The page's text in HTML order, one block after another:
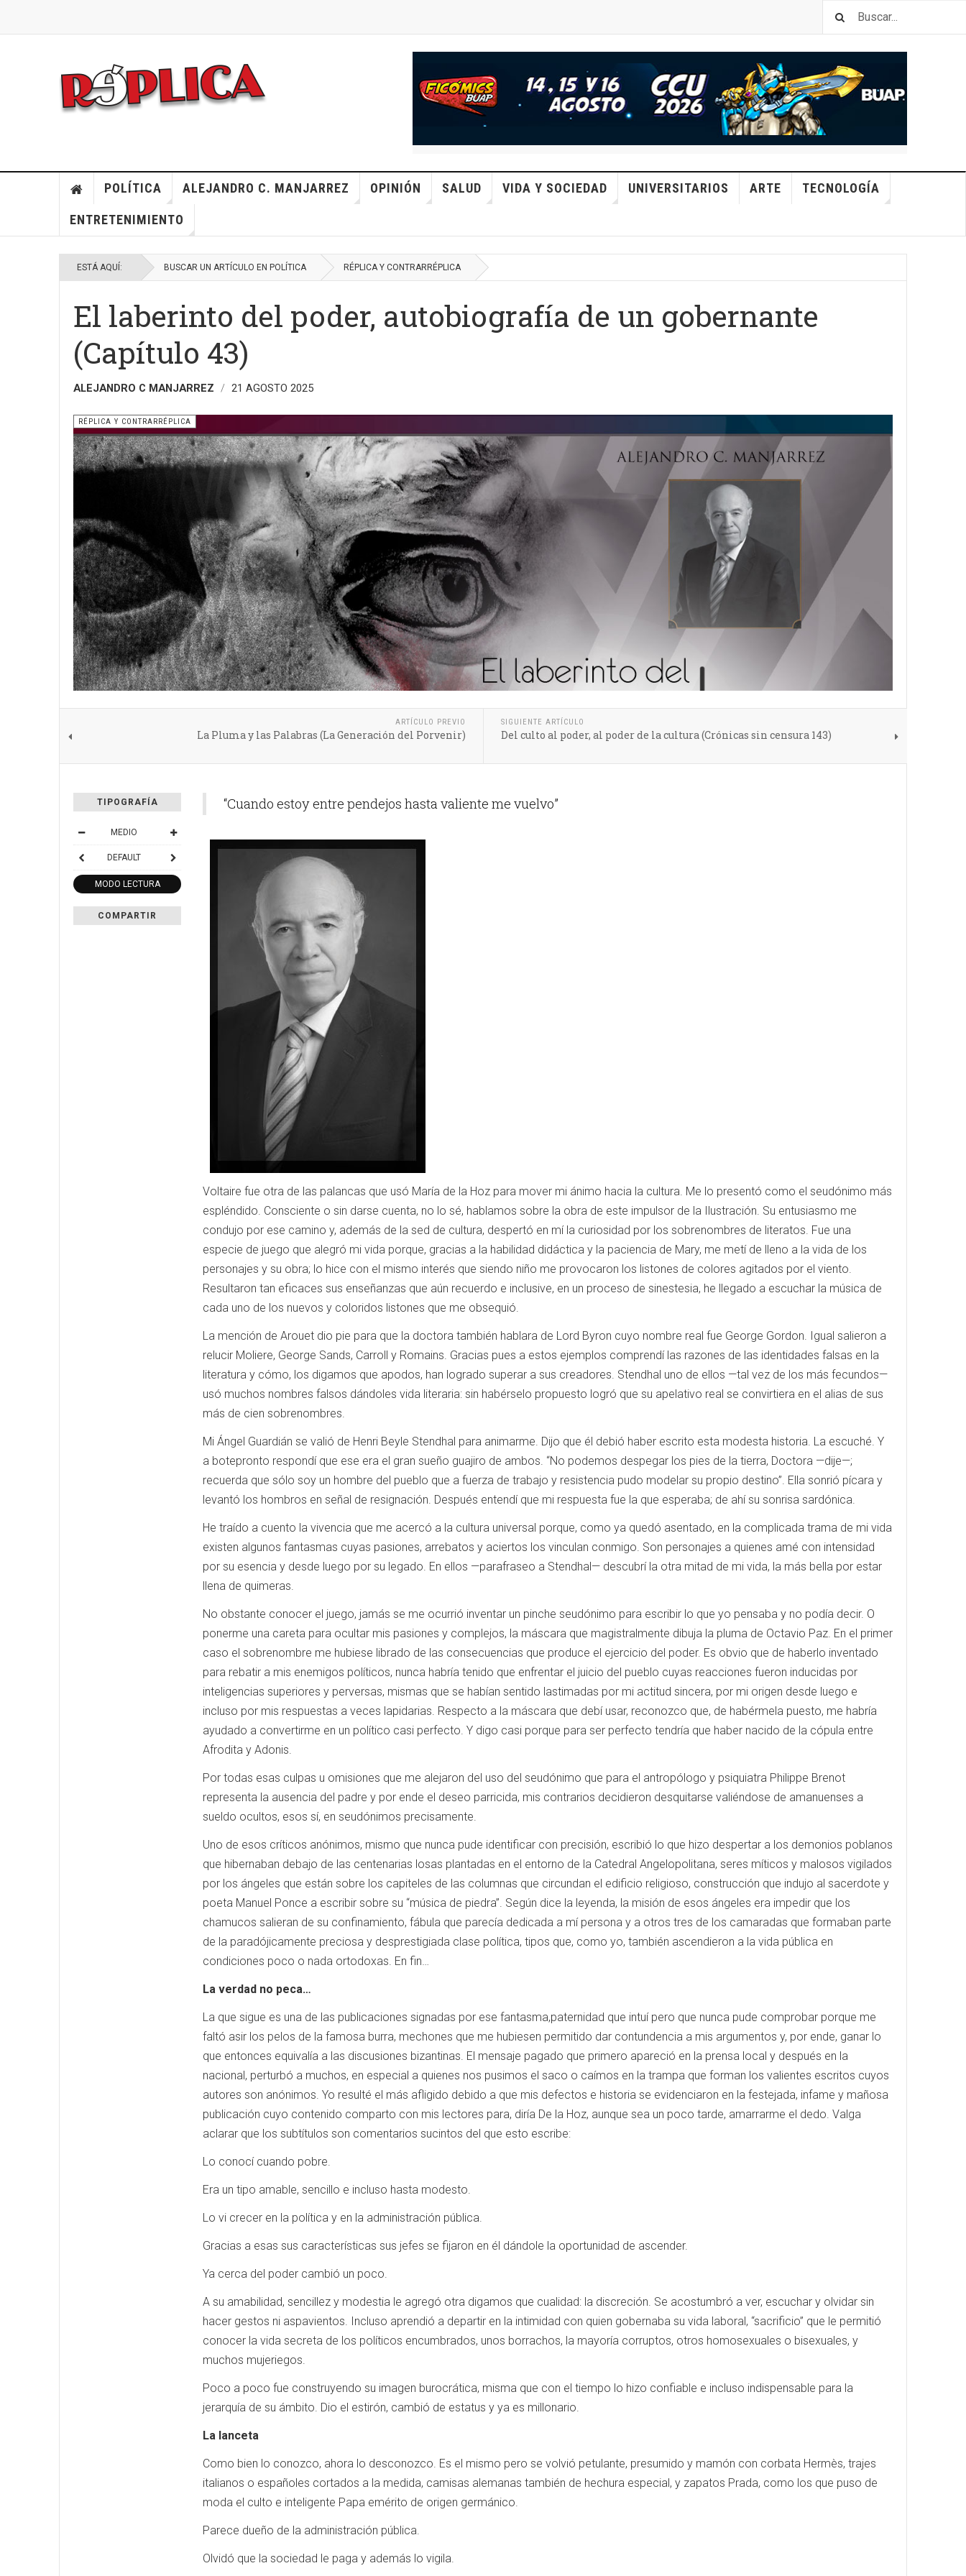
POLÍTICA ALEJANDRO C. MANJARREZ OPINIÓN SALUD VIDA Y SOCIEDAD UNIVERSITARIOS ARTE TECNOLOGÍA
ENTRETENIMIENTO
ESTÁ AQUÍ: BUSCAR UN ARTÍCULO EN POLÍTICA RÉPLICA Y CONTRARRÉPLICA
El laberinto del poder, autobiografía de un gobernante
(Capítulo 43)
ALEJANDRO C MANJARREZ 21 AGOSTO 2025
RÉPLICA Y CONTRARRÉPLICA
ARTÍCULO PREVIO
La Pluma y las Palabras (La Generación del Porvenir)
SIGUIENTE ARTÍCULO
Del culto al poder, al poder de la cultura (Crónicas sin censura 143)
TIPOGRAFÍA
MEDIO
DEFAULT
MODO LECTURA
COMPARTIR
“Cuando estoy entre pendejos hasta valiente me vuelvo”
Voltaire fue otra de las palancas que usó María de la Hoz para mover mi ánimo hacia la cultura. Me lo presentó como el seudónimo más
espléndido. Consciente o sin darse cuenta, no lo sé, hablamos sobre la obra de este impulsor de la Ilustración. Su entusiasmo me
condujo por ese camino y, además de la sed de cultura, despertó en mí la curiosidad por los sobrenombres de literatos. Fue una
especie de juego que alegró mi vida porque, gracias a la habilidad didáctica y la paciencia de Mary, me metí de lleno a la vida de los
personajes y su obra; lo hice con el mismo interés que siendo niño me provocaron los listones de colores agitados por el viento.
Resultaron tan eficaces sus enseñanzas que aún recuerdo e inclusive, en un proceso de sinestesia, he llegado a escuchar la música de
cada uno de los nuevos y coloridos listones que me obsequió.
La mención de Arouet dio pie para que la doctora también hablara de Lord Byron cuyo nombre real fue George Gordon. Igual salieron a
relucir Moliere, George Sands, Carroll y Romains. Gracias pues a estos ejemplos comprendí las razones de las identidades falsas en la
literatura y cómo, los digamos que apodos, han logrado superar a sus creadores. Stendhal uno de ellos —tal vez de los más fecundos—
usó muchos nombres falsos dándoles vida literaria: sin habérselo propuesto logró que su apelativo real se convirtiera en el alias de sus
más de cien sobrenombres.
Mi Ángel Guardián se valió de Henri Beyle Stendhal para animarme. Dijo que él debió haber escrito esta modesta historia. La escuché. Y
a botepronto respondí que ese era el gran sueño guajiro de ambos. “No podemos despegar los pies de la tierra, Doctora —dije—;
recuerda que sólo soy un hombre del pueblo que a fuerza de trabajo y resistencia pudo modelar su propio destino”. Ella sonrió pícara y
levantó los hombros en señal de resignación. Después entendí que mi respuesta fue la que esperaba; de ahí su sonrisa sardónica.
He traído a cuento la vivencia que me acercó a la cultura universal porque, como ya quedó asentado, en la complicada trama de mi vida
existen algunos fantasmas cuyas pasiones, arrebatos y aciertos los vinculan conmigo. Son personajes a quienes amé con intensidad
por su esencia y desde luego por su legado. En ellos —parafraseo a Stendhal— descubrí la otra mitad de mi vida, la más bella por estar
llena de quimeras.
No obstante conocer el juego, jamás se me ocurrió inventar un pinche seudónimo para escribir lo que yo pensaba y no podía decir. O
ponerme una careta para ocultar mis pasiones y complejos, la máscara que magistralmente dibuja la pluma de Octavio Paz. En el primer
caso el sobrenombre me hubiese librado de las consecuencias que produce el ejercicio del poder. Es obvio que de haberlo inventado
para rebatir a mis enemigos políticos, nunca habría tenido que enfrentar el juicio del pueblo cuyas reacciones fueron inducidas por
inteligencias superiores y perversas, mismas que se habían sentido lastimadas por mi actitud sincera, por mi origen desde luego e
incluso por mis respuestas a veces lapidarias. Respecto a la máscara que debí usar, reconozco que, de habérmela puesto, me habría
ayudado a convertirme en un político casi perfecto. Y digo casi porque para ser perfecto tendría que haber nacido de la cópula entre
Afrodita y Adonis.
Por todas esas culpas u omisiones que me alejaron del uso del seudónimo que para el antropólogo y psiquiatra Philippe Brenot
representa la ausencia del padre y por ende el deseo parricida, mis contrarios decidieron desquitarse valiéndose de amanuenses a
sueldo ocultos, esos sí, en seudónimos precisamente.
Uno de esos críticos anónimos, mismo que nunca pude identificar con precisión, escribió lo que hizo despertar a los demonios poblanos
que hibernaban debajo de las centenarias losas plantadas en el entorno de la Catedral Angelopolitana, seres míticos y malosos vigilados
por los ángeles que están sobre los capiteles de las columnas que circundan el edificio religioso, construcción que indujo al sacerdote y
poeta Manuel Ponce a escribir sobre su “música de piedra”. Según dice la leyenda, la misión de esos ángeles era impedir que los
chamucos salieran de su confinamiento, fábula que parecía dedicada a mí persona y a otros tres de los camaradas que formaban parte
de la paradójicamente preciosa y desprestigiada clase política, tipos que, como yo, también ascendieron a la vida pública en
condiciones poco o nada ortodoxas. En fin…
La verdad no peca…
La que sigue es una de las publicaciones signadas por ese fantasma,paternidad que intuí pero que nunca pude comprobar porque me
faltó asir los pelos de la famosa burra, mechones que me hubiesen permitido dar contundencia a mis argumentos y, por ende, ganar lo
que entonces equivalía a las discusiones bizantinas. El mensaje pagado que primero apareció en la prensa local y después en la
nacional, perturbó a muchos, en especial a quienes nos pusimos el saco o caímos en la trampa que forman los valientes escritos cuyos
autores son anónimos. Yo resulté el más afligido debido a que mis defectos e historia se evidenciaron en la festejada, infame y mañosa
publicación cuyo contenido comparto con mis lectores para, diría De la Hoz, aunque sea un poco tarde, amarrarme el dedo. Valga
aclarar que los subtítulos son comentarios sucintos del que esto escribe:
Lo conocí cuando pobre.
Era un tipo amable, sencillo e incluso hasta modesto.
Lo vi crecer en la política y en la administración pública.
Gracias a esas sus características sus jefes se fijaron en él dándole la oportunidad de ascender.
Ya cerca del poder cambió un poco.
A su amabilidad, sencillez y modestia le agregó otra digamos que cualidad: la discreción. Se acostumbró a ver, escuchar y olvidar sin
hacer gestos ni aspavientos. Incluso aprendió a departir en la intimidad con quien gobernaba su vida laboral, “sacrificio” que le permitió
conocer la vida secreta de los políticos encumbrados, unos borrachos, la mayoría corruptos, otros homosexuales o bisexuales, y
muchos mujeriegos.
Poco a poco fue construyendo su imagen burocrática, misma que con el tiempo lo hizo confiable e incluso indispensable para la
jerarquía de su ámbito. Dio el estirón, cambió de estatus y ya es millonario.
La lanceta
Como bien lo conozco, ahora lo desconozco. Es el mismo pero se volvió petulante, presumido y mamón con corbata Hermès, trajes
italianos o españoles cortados a la medida, camisas alemanas también de hechura especial, y zapatos Prada, como los que puso de
moda el culto e inteligente Papa emérito de origen germánico.
Parece dueño de la administración pública.
Olvidó que la sociedad le paga y además lo vigila.